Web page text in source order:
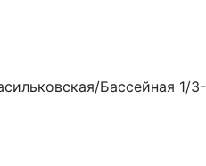
Бассейная 1/